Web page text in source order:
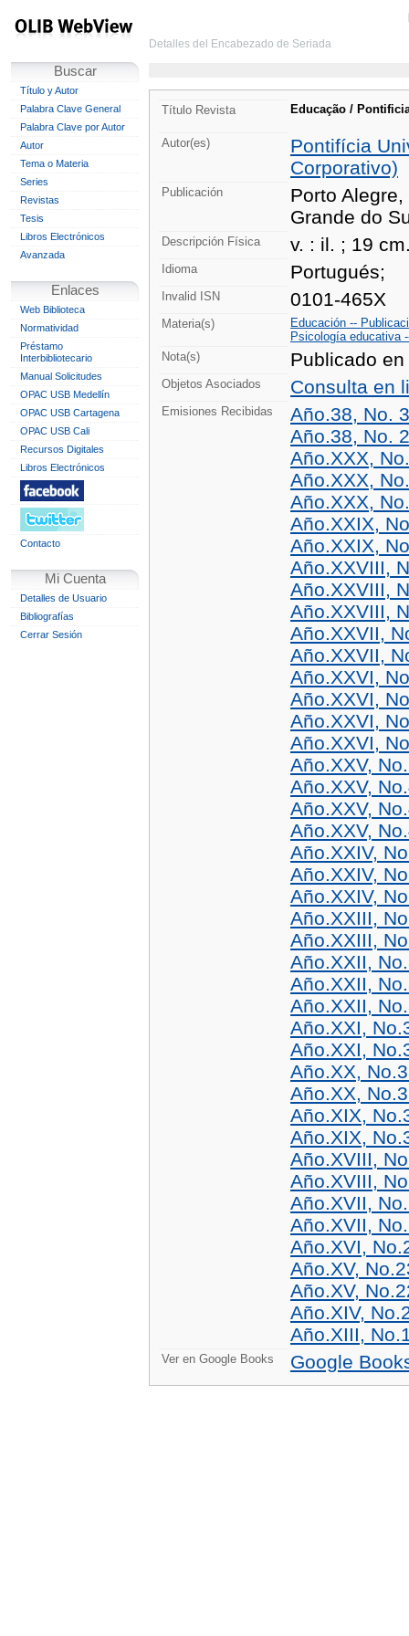
Buscar
Título y Autor
Palabra Clave General
Palabra Clave por Autor
Autor
Tema o Materia
Series
Revistas
Tesis
Libros Electrónicos
Avanzada
Enlaces
Web Biblioteca
Normatividad
Préstamo
Interbibliotecario
Manual Solicitudes
OPAC USB Medellín
OPAC USB Cartagena
OPAC USB Cali
Recursos Digitales
Libros Electrónicos
Contacto
Mi Cuenta
Detalles de Usuario
Bibliografías
Cerrar Sesión
Detalles del Encabezado de Seriada
Título Revista Educação /
Autor(es)
Pontifícia
Corporativo)
Publicación
Porto
Grande do
Descripción Física v. : il. ; 19
Idioma Portugués;
Invalid ISN 0101-465X
Materia(s)
Educación --
Psicología educativa
Nota(s)
Publicado
Objetos Asociados Consulta en
Emisiones Recibidas
Año.38, No.
Año.38, No.
Año.XXX,
Año.XXX,
Año.XXX,
Año.XXIX,
Año.XXIX,
Año.XXVIII,
Año.XXVIII,
Año.XXVIII,
Año.XXVII,
Año.XXVII,
Año.XXVI,
Año.XXVI,
Año.XXVI,
Año.XXVI,
Año.XXV,
Año.XXV,
Año.XXV,
Año.XXV,
Año.XXIV,
Año.XXIV,
Año.XXIV,
Año.XXIII,
Año.XXIII,
Año.XXII,
Año.XXII,
Año.XXII,
Año.XXI,
Año.XXI,
Año.XX,
Año.XX,
Año.XIX,
Año.XIX,
Año.XVIII,
Año.XVIII,
Año.XVII,
Año.XVII,
Año.XVI,
Año.XV,
Año.XV,
Año.XIV,
Año.XIII,
Ver en Google Books Google